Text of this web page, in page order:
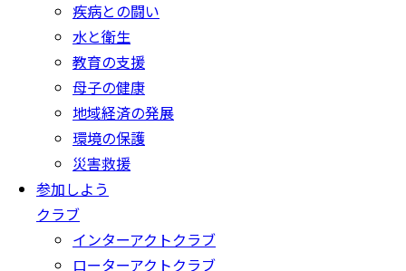
疾病との闘い
水と衛生
教育の支援
母子の健康
地域経済の発展
環境の保護
災害救援
参加しよう
クラブ
インターアクトクラブ
ローターアクトクラブ